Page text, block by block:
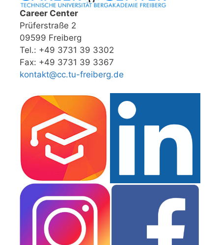
Career Center
Prüferstraße 2
09599 Freiberg
Tel.: +49 3731 39 3302
Fax: +49 3731 39 3367
kontakt@cc.tu-freiberg.de